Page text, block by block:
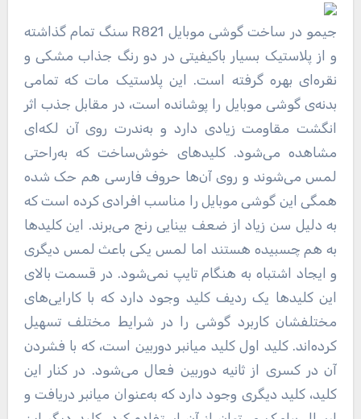
جیمو در ساخت گوشی موبایل R821 سنگ تمام گذاشته
و از پلاستیک بسیار باکیفیتی در دو رنگ جذاب مشکی و
نقره‌ای بهره گرفته است. این پلاستیک مات که تمامی
بدنه‌ی گوشی موبایل را پوشانده است، در مقابل جذب اثر
انگشت مقاومت زیادی دارد و به‌ندرت روی آن لکه‌ای
مشاهده می‌شود. کلیدهای خوش‌ساخت که به‌راحتی
لمس می‌شوند و روی آن‌ها حروف فارسی هم حک شده
همگی این گوشی موبایل را مناسب افرادی کرده است که
به دلیل سن زیاد از ضعف بینایی رنج می‌برند. این کلیدها
به هم چسبیده هستند اما لمس یکی باعث لمس دیگری
و ایجاد اشتباه به هنگام تایپ نمی‌شود. در قسمت بالای
این کلیدها یک ردیف کلید وجود دارد که با کارایی‌های
مختلفشان کاربرد گوشی را در شرایط مختلف تسهیل
کرده‌اند. کلید اول کلید میانبر دوربین است، که با فشردن
آن در کسری از ثانیه دوربین فعال می‌شود. در کنار این
کلید، کلید دیگری وجود دارد که به‌عنوان میانبر دریافت و